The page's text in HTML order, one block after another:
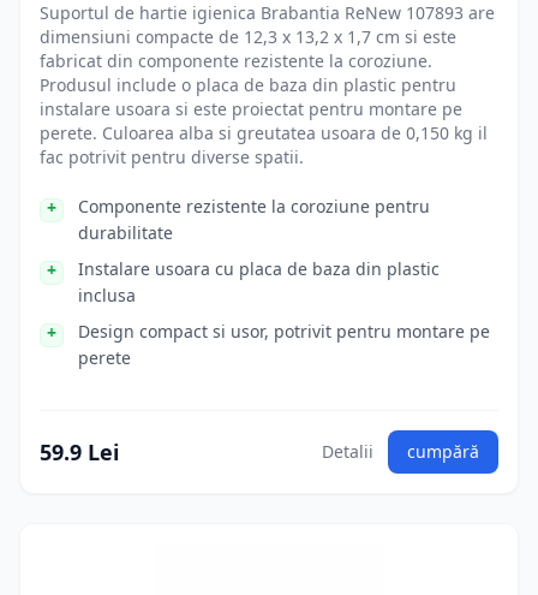
Suportul de hartie igienica Brabantia ReNew 107893 are
dimensiuni compacte de 12,3 x 13,2 x 1,7 cm si este
fabricat din componente rezistente la coroziune.
Produsul include o placa de baza din plastic pentru
instalare usoara si este proiectat pentru montare pe
perete. Culoarea alba si greutatea usoara de 0,150 kg il
fac potrivit pentru diverse spatii.
Componente rezistente la coroziune pentru
durabilitate
Instalare usoara cu placa de baza din plastic
inclusa
Design compact si usor, potrivit pentru montare pe
perete
59.9 Lei Detalii cumpără